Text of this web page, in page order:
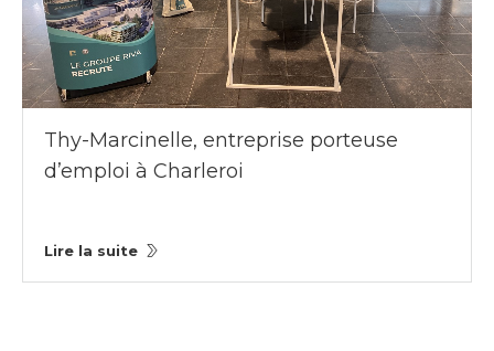
Thy-Marcinelle, entreprise porteuse
d’emploi à Charleroi
Lire la suite